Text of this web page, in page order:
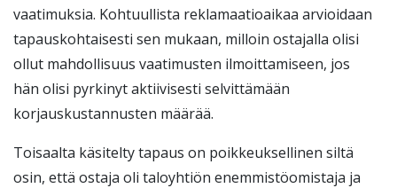
vaatimuksia. Kohtuullista reklamaatioaikaa arvioidaan
tapauskohtaisesti sen mukaan, milloin ostajalla olisi
ollut mahdollisuus vaatimusten ilmoittamiseen, jos
hän olisi pyrkinyt aktiivisesti selvittämään
korjauskustannusten määrää.
Toisaalta käsitelty tapaus on poikkeuksellinen siltä
osin, että ostaja oli taloyhtiön enemmistöomistaja ja